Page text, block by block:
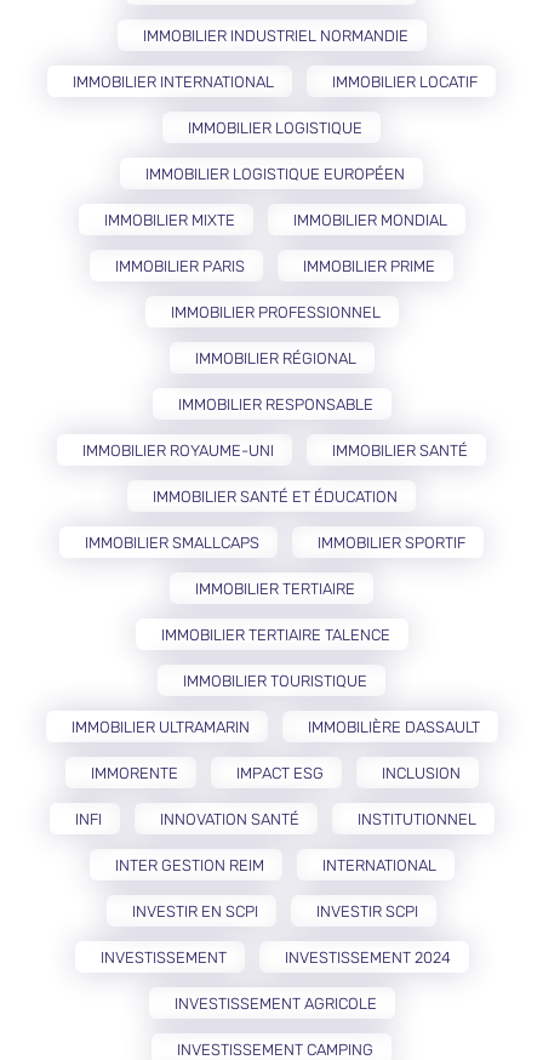
IMMOBILIER INDUSTRIEL NORMANDIE
IMMOBILIER INTERNATIONAL IMMOBILIER LOCATIF
IMMOBILIER LOGISTIQUE
IMMOBILIER LOGISTIQUE EUROPÉEN
IMMOBILIER MIXTE IMMOBILIER MONDIAL
IMMOBILIER PARIS IMMOBILIER PRIME
IMMOBILIER PROFESSIONNEL
IMMOBILIER RÉGIONAL
IMMOBILIER RESPONSABLE
IMMOBILIER ROYAUME-UNI IMMOBILIER SANTÉ
IMMOBILIER SANTÉ ET ÉDUCATION
IMMOBILIER SMALLCAPS IMMOBILIER SPORTIF
IMMOBILIER TERTIAIRE
IMMOBILIER TERTIAIRE TALENCE
IMMOBILIER TOURISTIQUE
IMMOBILIER ULTRAMARIN IMMOBILIÈRE DASSAULT
IMMORENTE IMPACT ESG INCLUSION
INFI INNOVATION SANTÉ INSTITUTIONNEL
INTER GESTION REIM INTERNATIONAL
INVESTIR EN SCPI INVESTIR SCPI
INVESTISSEMENT INVESTISSEMENT 2024
INVESTISSEMENT AGRICOLE
INVESTISSEMENT CAMPING